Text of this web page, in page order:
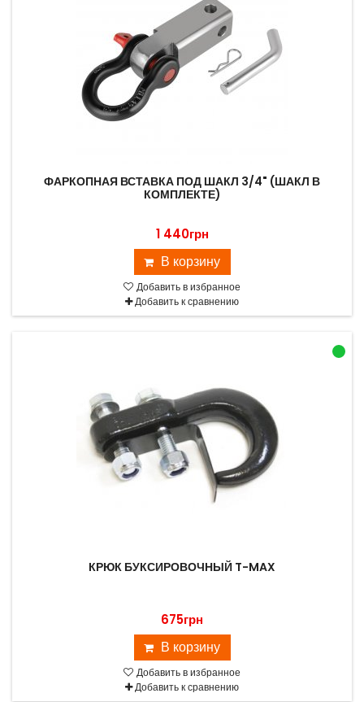
ФАРКОПНАЯ ВСТАВКА ПОД ШАКЛ 3/4" (ШАКЛ В
КОМПЛЕКТЕ)
1 440грн
В корзину
Добавить в избранное
Добавить к сравнению
КРЮК БУКСИРОВОЧНЫЙ T-MAX
675грн
В корзину
Добавить в избранное
Добавить к сравнению